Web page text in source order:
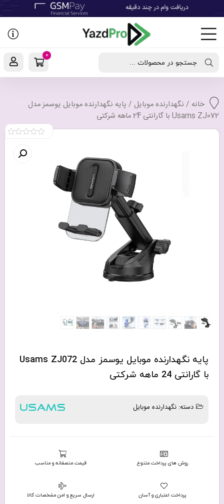
جستجو در محصولات ...
0
خانه / نگهدارنده موبایل / پایه نگهدارنده موبایل یوسمز مدل
Usams ZJ072 با گارانتی 24 ماهه شرکتی
پایه نگهدارنده موبایل یوسمز مدل Usams ZJ072
با گارانتی 24 ماهه شرکتی
دسته: نگهدارنده موبایل
روش های پرداخت متنوع قیمت منصفانه و مناسب
پرداخت اعتباری و آسان ارسال سریع و امن مشخصات کالا